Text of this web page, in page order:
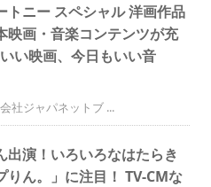
トニー スペシャル 洋画作品
映画・音楽コンテンツが充
い映画、今日もいい音
社ジャパネットブ ...
出演！いろいろなはたらき
りん。」に注目！ TV-CMな